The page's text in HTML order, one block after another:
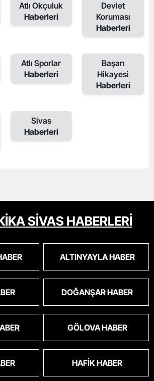
Atlı Okçuluk
Haberleri
Devlet
Koruması
Haberleri
Atlı Sporlar
Haberleri
Başarı
Hikayesi
Haberleri
Sivas
Haberleri
SİVAS HABERLERİ
ALTINYAYLA HABER
DOĞANŞAR HABER
GÖLOVA HABER
HAFIK HABER